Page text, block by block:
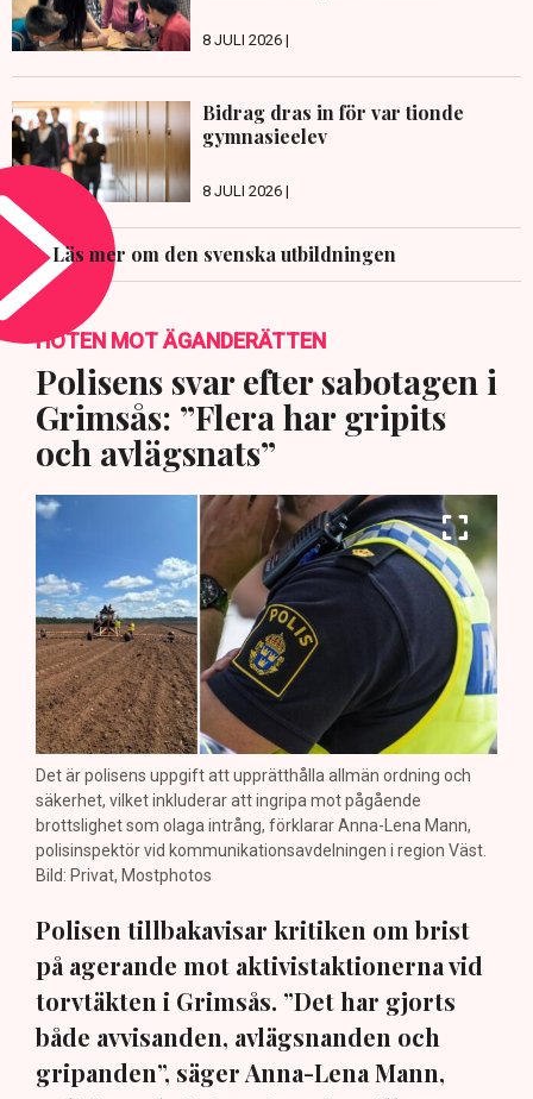
8 JULI 2026 |
Bidrag dras in för var tionde
gymnasieelev
8 JULI 2026 |
Läs mer om den svenska utbildningen
HOTEN MOT ÄGANDERÄTTEN
Polisens svar efter sabotagen i
Grimsås: ”Flera har gripits
och avlägsnats”
Det är polisens uppgift att upprätthålla allmän ordning och
säkerhet, vilket inkluderar att ingripa mot pågående
brottslighet som olaga intrång, förklarar Anna-Lena Mann,
polisinspektör vid kommunikationsavdelningen i region Väst.
Bild: Privat, Mostphotos
Polisen tillbakavisar kritiken om brist
på agerande mot aktivistaktionerna vid
torvtäkten i Grimsås. ”Det har gjorts
både avvisanden, avlägsnanden och
gripanden”, säger Anna-Lena Mann,